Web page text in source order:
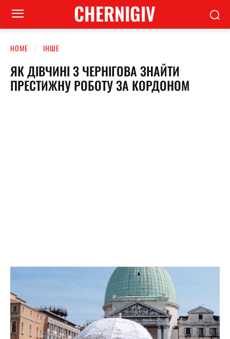
CHERNIGIV
HOME ІНШЕ
ЯК ДІВЧИНІ З ЧЕРНІГОВА ЗНАЙТИ
ПРЕСТИЖНУ РОБОТУ ЗА КОРДОНОМ